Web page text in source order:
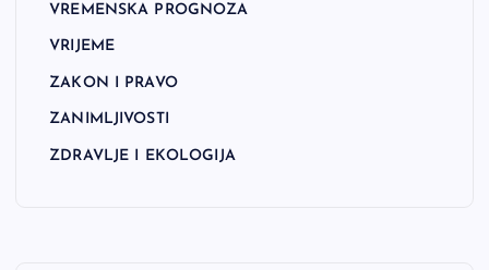
VREMENSKA PROGNOZA
VRIJEME
ZAKON I PRAVO
ZANIMLJIVOSTI
ZDRAVLJE I EKOLOGIJA